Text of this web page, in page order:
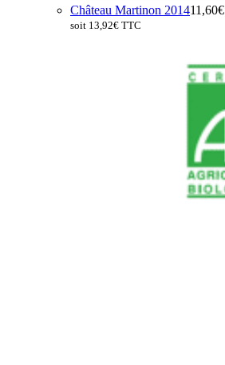
Château Martinon 201411,60€
soit 13,92€ TTC